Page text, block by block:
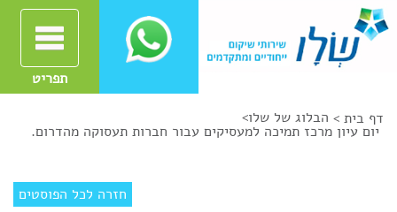
תפריט
דף בית > הבלוג של שלו>
יום עיון מרכז תמיכה למעסיקים עבור חברות תעסוקה מהדרום.
חזרה לכל הפוסטים